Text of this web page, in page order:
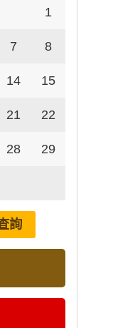
1
7 8
14 15
21 22
28 29